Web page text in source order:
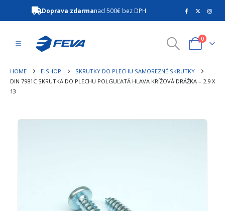
Doprava zdarmanad 500€ bez DPH
0
HOME E-SHOP
SKRUTKY DO PLECHU SAMOREZNÉ SKRUTKY
DIN 7981C SKRUTKA DO PLECHU POLGUĽATÁ HLAVA KRÍŽOVÁ DRÁŽKA – 2.9 X
13